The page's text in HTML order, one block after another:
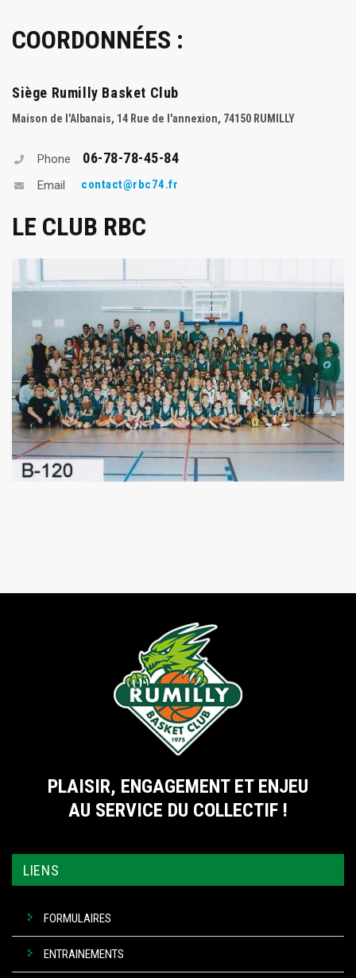
COORDONNÉES :
Siège Rumilly Basket Club
Maison de l'Albanais, 14 Rue de l'annexion, 74150 RUMILLY
Phone 06-78-78-45-84
Email contact@rbc74.fr
LE CLUB RBC
PLAISIR, ENGAGEMENT ET ENJEU
AU SERVICE DU COLLECTIF !
LIENS
FORMULAIRES
ENTRAINEMENTS